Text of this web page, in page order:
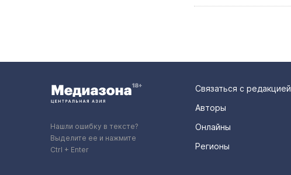
Нашли ошибку в тексте?
Выделите ее и нажмите
Ctrl + Enter
Связаться с редакцией
Авторы
Онлайны
Регионы